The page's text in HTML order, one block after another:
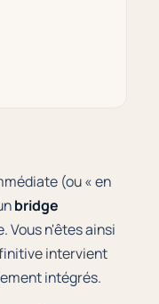
(ou « en
bridge
Vous n'êtes ainsi
intervient
intégrés.